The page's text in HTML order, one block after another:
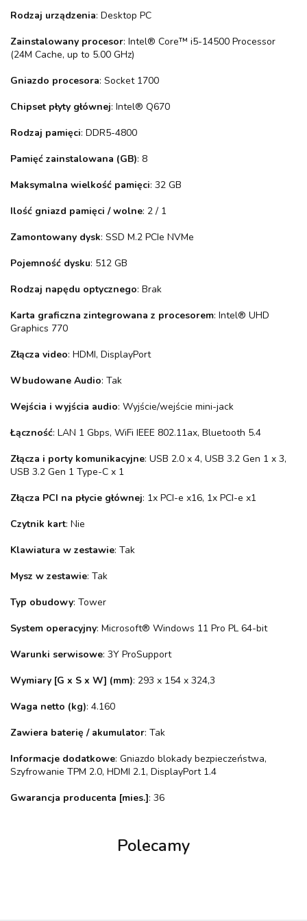
Rodzaj urządzenia: Desktop PC
Zainstalowany procesor: Intel® Core™ i5-14500 Processor
(24M Cache, up to 5.00 GHz)
Gniazdo procesora: Socket 1700
Chipset płyty głównej: Intel® Q670
Rodzaj pamięci: DDR5-4800
Pamięć zainstalowana (GB): 8
Maksymalna wielkość pamięci: 32 GB
Ilość gniazd pamięci / wolne: 2 / 1
Zamontowany dysk: SSD M.2 PCIe NVMe
Pojemność dysku: 512 GB
Rodzaj napędu optycznego: Brak
Karta graficzna zintegrowana z procesorem: Intel® UHD
Graphics 770
Złącza video: HDMI, DisplayPort
Wbudowane Audio: Tak
Wejścia i wyjścia audio: Wyjście/wejście mini-jack
Łączność: LAN 1 Gbps, WiFi IEEE 802.11ax, Bluetooth 5.4
Złącza i porty komunikacyjne: USB 2.0 x 4, USB 3.2 Gen 1 x 3,
USB 3.2 Gen 1 Type-C x 1
Złącza PCI na płycie głównej: 1x PCI-e x16, 1x PCI-e x1
Czytnik kart: Nie
Klawiatura w zestawie: Tak
Mysz w zestawie: Tak
Typ obudowy: Tower
System operacyjny: Microsoft® Windows 11 Pro PL 64-bit
Warunki serwisowe: 3Y ProSupport
Wymiary [G x S x W] (mm): 293 x 154 x 324,3
Waga netto (kg): 4.160
Zawiera baterię / akumulator: Tak
Informacje dodatkowe: Gniazdo blokady bezpieczeństwa,
Szyfrowanie TPM 2.0, HDMI 2.1, DisplayPort 1.4
Gwarancja producenta [mies.]: 36
Polecamy